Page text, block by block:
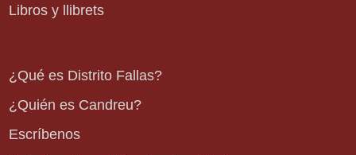
Libros y llibrets
¿Qué es Distrito Fallas?
¿Quién es Candreu?
Escríbenos